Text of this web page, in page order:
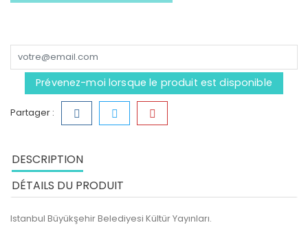
Prévenez-moi lorsque le produit est disponible
Partager :
DESCRIPTION
DÉTAILS DU PRODUIT
Istanbul Büyükşehir Belediyesi Kültür Yayınları.